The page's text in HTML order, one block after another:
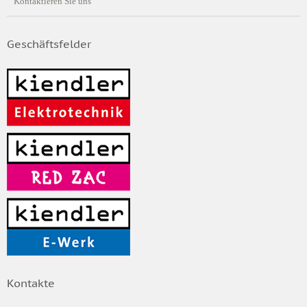
Geschäftsfelder
Kontakte